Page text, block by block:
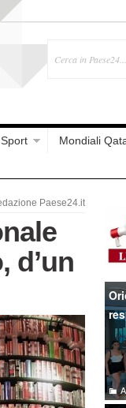
Sport Mondiali
Paese24.it
d’un